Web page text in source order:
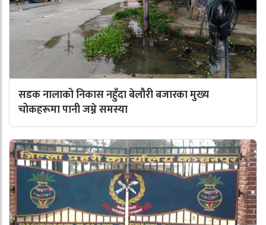
सडक नालाको निकास नहुँदा बेलौरी बजारका मुख्य
चोकहरूमा पानी जम्ने समस्या